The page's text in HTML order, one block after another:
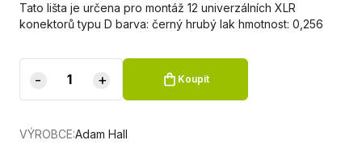
Tato lišta je určena pro montáž 12 univerzálních XLR
konektorů typu D barva: černý hrubý lak hmotnost: 0,256
- + Koupit
VÝROBCE:Adam Hall